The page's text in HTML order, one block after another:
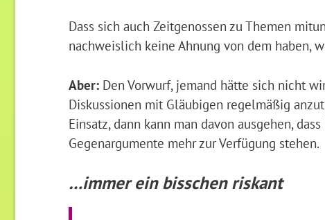
Dass sich auch Zeitgenossen zu Themen
nachweislich keine Ahnung von dem haben,
Aber: Den Vorwurf, jemand hätte sich nicht
Diskussionen mit Gläubigen regelmäßig
Einsatz, dann kann man davon ausgehen,
Gegenargumente mehr zur Verfügung stehen.
…immer ein bisschen riskant